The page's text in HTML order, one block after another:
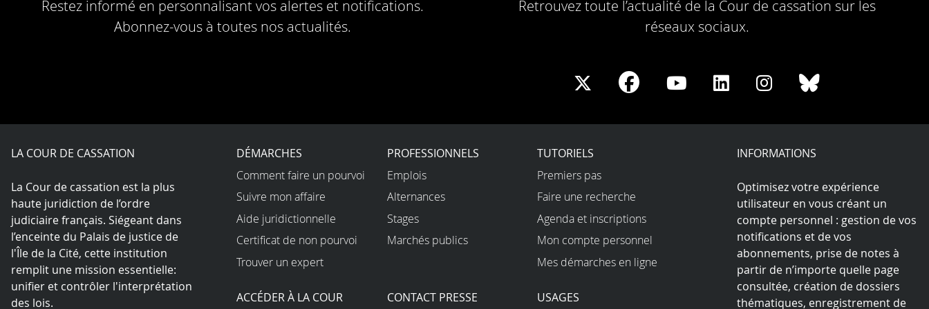
Restez informé en personnalisant vos alertes et notifications.
Abonnez-vous à toutes nos actualités.
Retrouvez toute l’actualité de la Cour de cassation sur les
réseaux sociaux.
Share
X
Share
Facebook
Share
Youtube
Share
LinkedIn
Share
Instagram
Share
Bluesky
LA COUR DE CASSATION
La Cour de cassation est la plus
haute juridiction de l’ordre
judiciaire français. Siégeant dans
l’enceinte du Palais de justice de
l'Île de la Cité, cette institution
remplit une mission essentielle:
unifier et contrôler l'interprétation
des lois.
DÉMARCHES
Comment faire un pourvoi
Suivre mon affaire
Aide juridictionnelle
Certificat de non pourvoi
Trouver un expert
PROFESSIONNELS
Emplois
Alternances
Stages
Marchés publics
TUTORIELS
Premiers pas
Faire une recherche
Agenda et inscriptions
Mon compte personnel
Mes démarches en ligne
ACCÉDER À LA COUR CONTACT PRESSE USAGES
INFORMATIONS
Optimisez votre expérience
utilisateur en vous créant un
compte personnel : gestion de vos
notifications et de vos
abonnements, prise de notes à
partir de n’importe quelle page
consultée, création de dossiers
thématiques, enregistrement de